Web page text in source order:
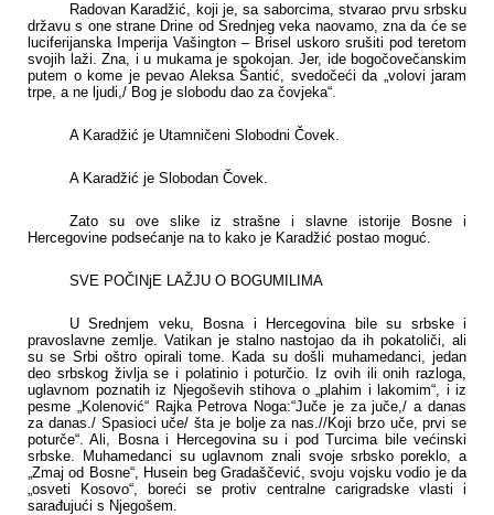
Radovan Karadžić, koji je, sa saborcima, stvarao prvu srbsku
državu s one strane Drine od Srednjeg veka naovamo, zna da će se
luciferijanska Imperija Vašington – Brisel uskoro srušiti pod teretom
svojih laži. Zna, i u mukama je spokojan. Jer, ide bogočovečanskim
putem o kome je pevao Aleksa Šantić, svedočeći da „volovi jaram
trpe, a ne ljudi,/ Bog je slobodu dao za čovjeka“.
A Karadžić je Utamničeni Slobodni Čovek.
A Karadžić je Slobodan Čovek.
Zato su ove slike iz strašne i slavne istorije Bosne i
Hercegovine podsećanje na to kako je Karadžić postao moguć.
SVE POČINjE LAŽJU O BOGUMILIMA
U Srednjem veku, Bosna i Hercegovina bile su srbske i
pravoslavne zemlje. Vatikan je stalno nastojao da ih pokatoliči, ali
su se Srbi oštro opirali tome. Kada su došli muhamedanci, jedan
deo srbskog življa se i polatinio i poturčio. Iz ovih ili onih razloga,
uglavnom poznatih iz Njegoševih stihova o „plahim i lakomim“, i iz
pesme „Kolenović“ Rajka Petrova Noga:“Juče je za juče,/ a danas
za danas./ Spasioci uče/ šta je bolje za nas.//Koji brzo uče, prvi se
poturče“. Ali, Bosna i Hercegovina su i pod Turcima bile većinski
srbske. Muhamedanci su uglavnom znali svoje srbsko poreklo, a
„Zmaj od Bosne“, Husein beg Gradaščević, svoju vojsku vodio je da
„osveti Kosovo“, boreći se protiv centralne carigradske vlasti i
sarađujući s Njegošem.